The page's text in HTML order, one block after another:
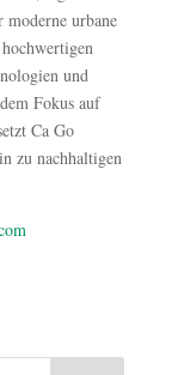
urbane
und
Fokus auf
Ca Go
zu nachhaltigen